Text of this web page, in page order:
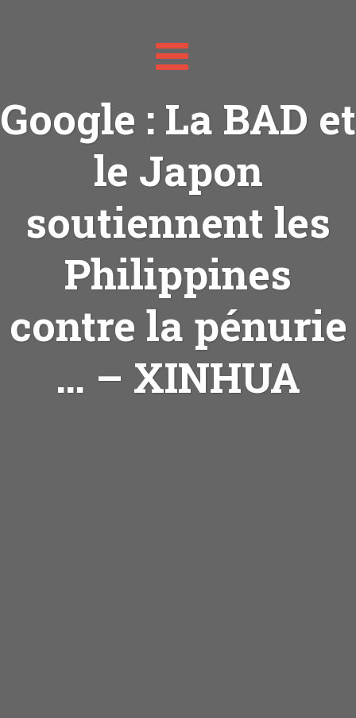
Toggle
navigation
Google : La BAD et
le Japon
soutiennent les
Philippines
contre la pénurie
… – XINHUA